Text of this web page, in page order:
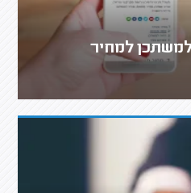
למחיר